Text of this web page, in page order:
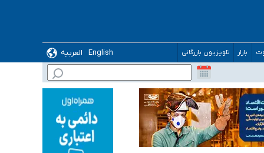
بازار تلویزیون بازرگانی English
العربیه
می‌شود